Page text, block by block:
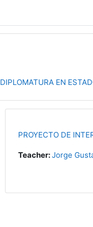
DIPLOMATURA EN
PROYECTO DE
Teacher:Jorge